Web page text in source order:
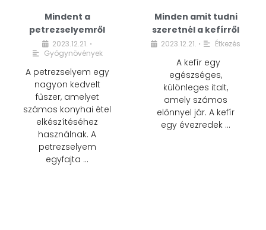
Mindent a
petrezselyemről
2023.12.21. •
Gyógynövények
A petrezselyem egy
nagyon kedvelt
fűszer, amelyet
számos konyhai étel
elkészítéséhez
használnak. A
petrezselyem
egyfajta …
Minden amit tudni
szeretnél a kefírről
2023.12.21. • Étkezés
A kefír egy
egészséges,
különleges italt,
amely számos
előnnyel jár. A kefír
egy évezredek …